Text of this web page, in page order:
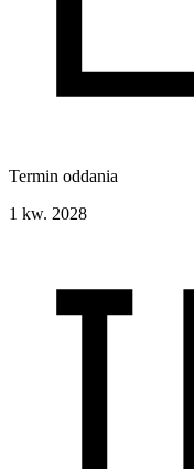
Termin oddania
1 kw. 2028